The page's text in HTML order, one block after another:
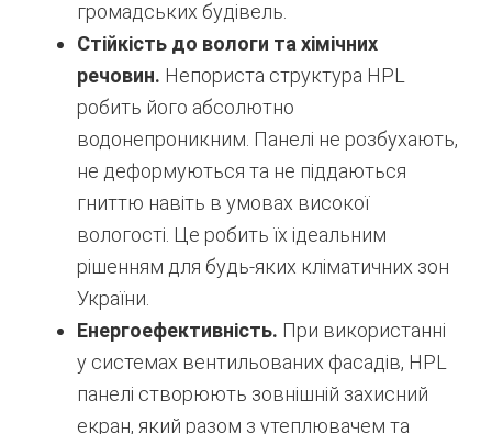
громадських будівель.
Стійкість до вологи та хімічних
речовин. Непориста структура HPL
робить його абсолютно
водонепроникним. Панелі не розбухають,
не деформуються та не піддаються
гниттю навіть в умовах високої
вологості. Це робить їх ідеальним
рішенням для будь-яких кліматичних зон
України.
Енергоефективність. При використанні
у системах вентильованих фасадів, HPL
панелі створюють зовнішній захисний
екран, який разом з утеплювачем та